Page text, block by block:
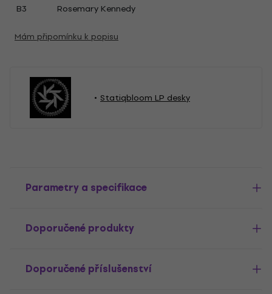
B3 Rosemary Kennedy
Mám připomínku k popisu
Statiqbloom LP desky
Parametry a specifikace
Doporučené produkty
Doporučené příslušenství